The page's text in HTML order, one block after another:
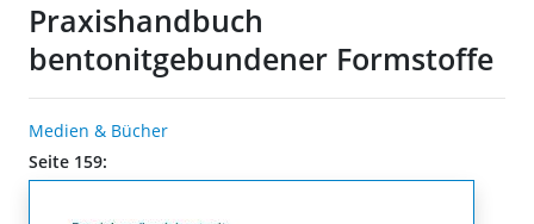
Praxishandbuch
bentonitgebundener Formstoffe
Medien & Bücher
Seite 159: